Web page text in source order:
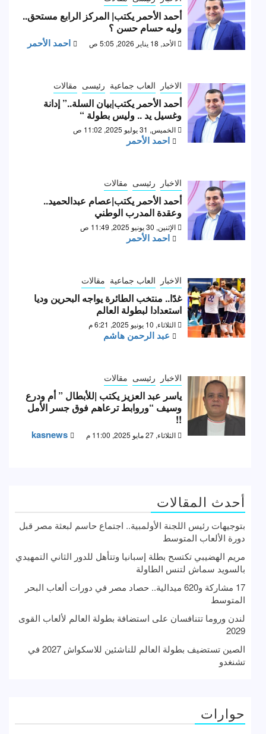
أحمد الأحمر يكتب| المركز الرابع مستحق..
وليه حسام حسن ؟
الأحد, 18 يناير 2026, 5:05 ص احمد الأحمر
الاخبار العاب جماعية رئيسى مقالات
أحمد الأحمر يكتب|بيان السلة..” إدانة
وغسيل يد .. وليس بطولة “
الخميس, 31 يوليو 2025, 11:02 ص
احمد الأحمر
الاخبار رئيسى مقالات
أحمد الأحمر يكتب|عصام عبدالحميد..
وعقدة المدرب الوطني
الإثنين, 30 يونيو 2025, 11:49 ص
احمد الأحمر
الاخبار العاب جماعية مقالات
غدًا.. منتخب الطائرة يواجه البحرين وديا
استعدادا لبطولة العالم
الثلاثاء, 10 يونيو 2025, 6:21 م
عبد الرحمن هاشم
الاخبار رئيسى مقالات
ياسر عبد العزيز يكتب |للأبطال ” أم ودرع
وسيف “وروابط ترعاهم فوق جسر الأمل
!!
الثلاثاء, 27 مايو 2025, 11:00 م kasnews
أحدث المقالات
بتوجيهات رئيس اللجنة الأولمبية.. اجتماع حاسم لبعثة مصر قبل
دورة الألعاب المتوسط
مريم الهضيبي تكتسح بطلة إسبانيا وتتأهل للدور الثاني التمهيدي
بالسويد سماش لتنس الطاولة
17 مشاركة و620 ميدالية.. حصاد مصر في دورات ألعاب البحر
المتوسط
لندن وروما تتنافسان على استضافة بطولة العالم لألعاب القوى
2029
الصين تستضيف بطولة العالم للناشئين للاسكواش 2027 في
تشنغدو
حوارات